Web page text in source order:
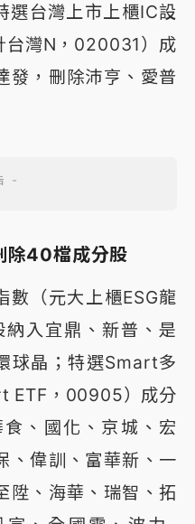
選台灣上市上櫃IC設
台灣N，020031）成
發，刪除沛亨、愛普
40檔成分股
數（元大上櫃ESG龍
入宜鼎、新普、是
球晶；特選Smart多
ETF，00905）成分
、國化、京城、宏
、偉訓、富華新、一
陞、海華、瑞智、拓